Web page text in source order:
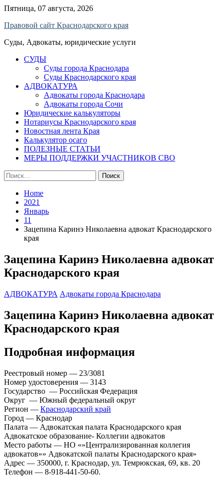
Skip
content
Пятница, 07 августа, 2026
Правовой сайт Краснодарского края
Суды, Адвокаты, юридические услуги
СУДЫ
Суды города Краснодара
Суды Краснодарского края
АДВОКАТУРА
Адвокаты города Краснодара
Адвокаты города Сочи
Юридические калькуляторы
Нотариусы Краснодарского края
Новостная лента Края
Калькулятор осаго
ПОЛЕЗНЫЕ СТАТЬИ
МЕРЫ ПОДДЕРЖКИ УЧАСТНИКОВ СВО
Найти:
Home
2021
Январь
11
Зацепина Каринэ Николаевна адвокат Краснодарского
края
Зацепина Каринэ Николаевна адвокат
Краснодарского края
АДВОКАТУРА Адвокаты города Краснодара
Зацепина Каринэ Николаевна адвокат
Краснодарского края
Подробная информация
Реестровый номер — 23/3081
Номер удостоверения — 3143
Государство — Российская Федерация
Округ — Южный федеральный округ
Регион — Краснодарский край
Город — Краснодар
Палата — Адвокатская палата Краснодарского края
Адвокатское образование- Коллегии адвокатов
Место работы — НО «»Централизированная коллегия
адвокатов»» Адвокатской палаты Краснодарского края»
Адрес — 350000, г. Краснодар, ул. Темрюкская, 69, кв. 20
Телефон — 8-918-441-50-60.